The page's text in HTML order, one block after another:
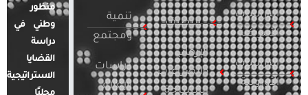
الدراسات
الأمريكية
الدراسات
الأوروبية
التطرف
الإرهاب
والصراعات
المسلحة
تنمية
ومجتمع
دراسات
الإعلام
منظور
وطني في
دراسة
القضايا
الاستراتيجية